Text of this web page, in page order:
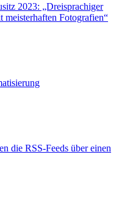
2023: „Dreisprachiger
Fotografien“
die RSS-Feeds über einen